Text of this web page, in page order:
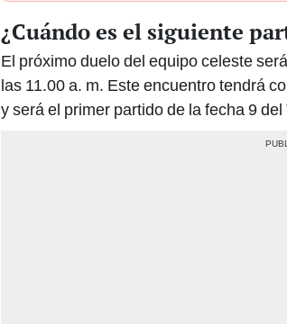
¿Cuándo es el siguiente
El próximo duelo del equipo celeste
las 11.00 a. m. Este encuentro tendrá
y será el primer partido de la fecha 9